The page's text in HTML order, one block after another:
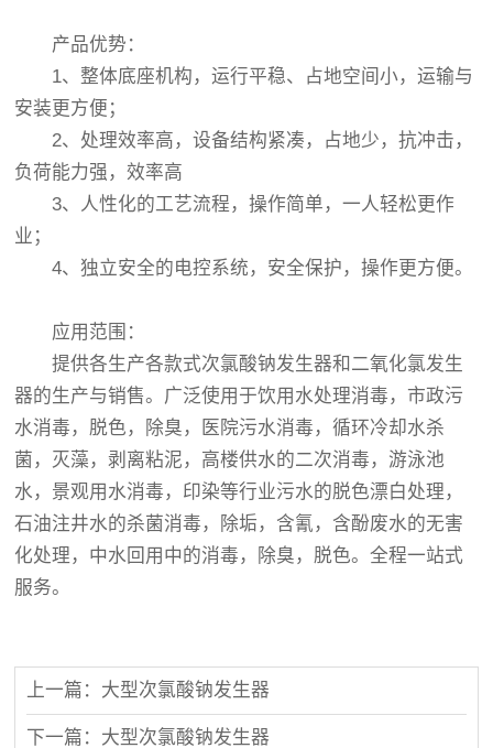
产品优势：
1、整体底座机构，运行平稳、占地空间小，运输与
安装更方便；
2、处理效率高，设备结构紧凑，占地少，抗冲击，
负荷能力强，效率高
3、人性化的工艺流程，操作简单，一人轻松更作
业；
4、独立安全的电控系统，安全保护，操作更方便。
应用范围：
提供各生产各款式次氯酸钠发生器和二氧化氯发生
器的生产与销售。广泛使用于饮用水处理消毒，市政污
水消毒，脱色，除臭，医院污水消毒，循环冷却水杀
菌，灭藻，剥离粘泥，高楼供水的二次消毒，游泳池
水，景观用水消毒，印染等行业污水的脱色漂白处理，
石油注井水的杀菌消毒，除垢，含氰，含酚废水的无害
化处理，中水回用中的消毒，除臭，脱色。全程一站式
服务。
上一篇：大型次氯酸钠发生器
下一篇：大型次氯酸钠发生器